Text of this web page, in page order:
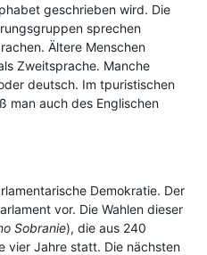
geschrieben wird. Die
sprechen
Ältere Menschen
Zweitsprache. Manche
deutsch. Im tpuristischen
man auch des Englischen
Demokratie. Der
vor. Die Wahlen dieser
Sobranie), die aus 240
vier Jahre statt. Die nächsten